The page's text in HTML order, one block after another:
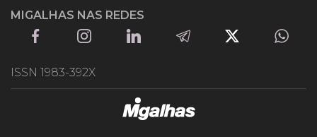
MIGALHAS NAS REDES
ISSN 1983-392X